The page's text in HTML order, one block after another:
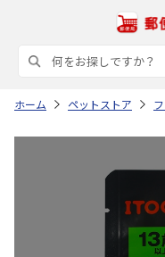
ホーム ペットストア